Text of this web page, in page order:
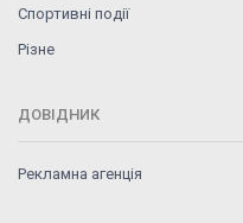
Спортивні події
Різне
ДОВІДНИК
Рекламна агенція